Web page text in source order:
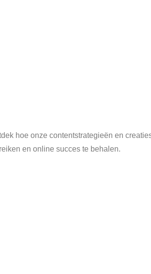
hoe onze contentstrategieën en
en online succes te behalen.